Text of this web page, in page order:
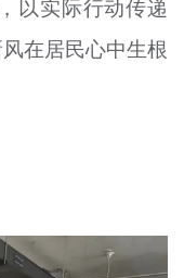
以实际行动传递
在居民心中生根